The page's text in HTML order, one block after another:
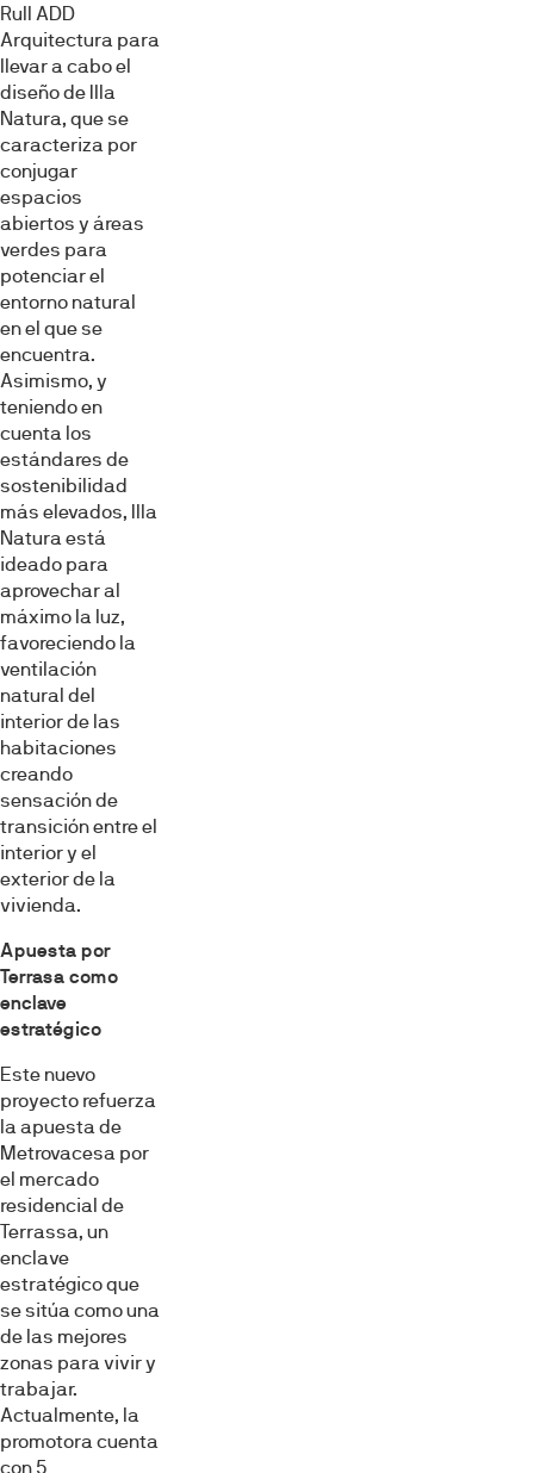
Rull ADD
Arquitectura para
llevar a cabo el
diseño de Illa
Natura, que se
caracteriza por
conjugar
espacios
abiertos y áreas
verdes para
potenciar el
entorno natural
en el que se
encuentra.
Asimismo, y
teniendo en
cuenta los
estándares de
sostenibilidad
más elevados, Illa
Natura está
ideado para
aprovechar al
máximo la luz,
favoreciendo la
ventilación
natural del
interior de las
habitaciones
creando
sensación de
transición entre el
interior y el
exterior de la
vivienda.
Apuesta por
Terrasa como
enclave
estratégico
Este nuevo
proyecto refuerza
la apuesta de
Metrovacesa por
el mercado
residencial de
Terrassa, un
enclave
estratégico que
se sitúa como una
de las mejores
zonas para vivir y
trabajar.
Actualmente, la
promotora cuenta
con 5